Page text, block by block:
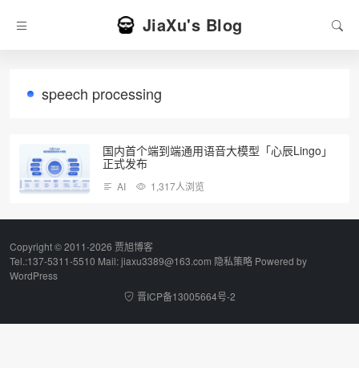
JiaXu's Blog
speech processing
国内首个端到端通用语音大模型「心辰Lingo」
正式发布
AI 1,317人浏览
Copyright © 2011-2026 贾旭博客
Tel.:137-5311-5510 Mail: jiaxu3389@163.com 隐私策略 Powered by
WordPress
晋ICP备13005664号-2